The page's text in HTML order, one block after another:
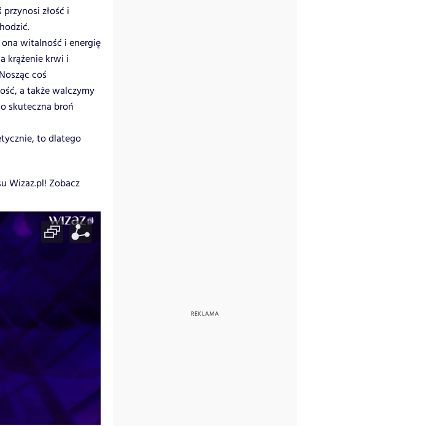
złość i
witalność i energię
krążenie krwi i
coś
a także walczymy
skuteczna broń
to dlatego
Wizaz.pl! Zobacz